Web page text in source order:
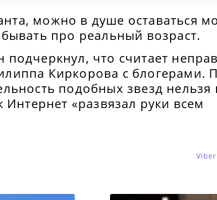
можно в душе оставаться
про реальный возраст.
что считает
Киркорова с блогерами.
подобных звезд нельзя
Интернет «развязал руки всем
Viber